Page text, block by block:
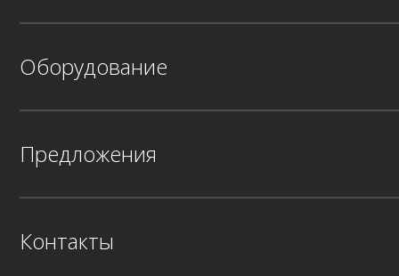
Оборудование
Предложения
Контакты